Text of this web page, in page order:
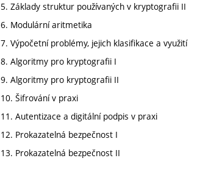
5. Základy struktur používaných v kryptografii II
6. Modulární aritmetika
7. Výpočetní problémy, jejich klasifikace a využití
8. Algoritmy pro kryptografii I
9. Algoritmy pro kryptografii II
10. Šifrování v praxi
11. Autentizace a digitální podpis v praxi
12. Prokazatelná bezpečnost I
13. Prokazatelná bezpečnost II